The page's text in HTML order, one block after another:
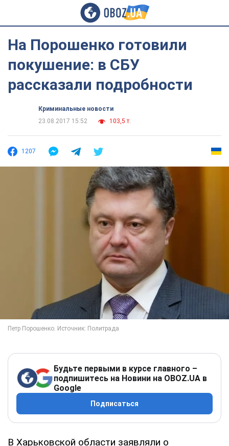
На Порошенко готовили
покушение: в СБУ
рассказали подробности
Криминальные новости
23.08.2017 15:52
103,5 т.
1207
Будьте первыми в курсе главного –
подпишитесь на Новини на OBOZ.UA в
Google
Подписаться
В Харьковской области заявляли о